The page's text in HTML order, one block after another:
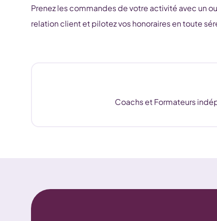
Prenez les commandes de votre activité avec un
relation client et pilotez vos honoraires en toute
Coachs et Formateurs